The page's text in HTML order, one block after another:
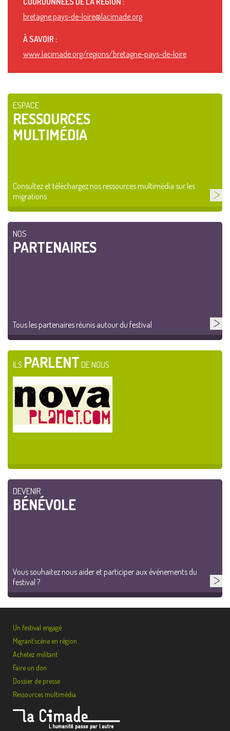
bretagne.pays-de-loire@lacimade.org
À SAVOIR :
www.lacimade.org/regions/bretagne-pays-de-loire
ESPACE
RESSOURCES
MULTIMÉDIA
Consultez et téléchargez nos ressources multimédia sur les
migrations
NOS
PARTENAIRES
Tous les partenaires réunis autour du festival
ILS PARLENT DE NOUS
DEVENIR
BÉNÉVOLE
Vous souhaitez nous aider et participer aux événements du
festival ?
Un festival engagé
Migrant’scène en région
Achetez militant
Faire un don
Dossier de presse
Ressources multimédia